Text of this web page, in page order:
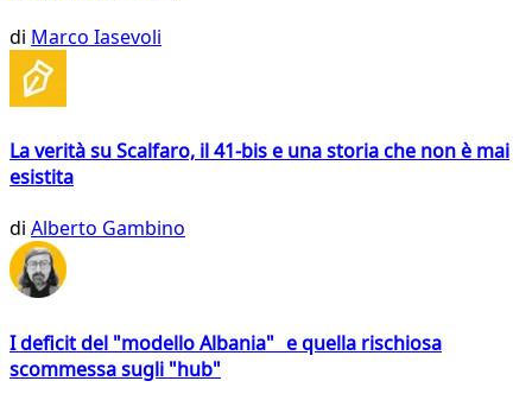
di Marco Iasevoli
La verità su Scalfaro, il 41-bis e una storia che non è mai
esistita
di Alberto Gambino
I deficit del "modello Albania" e quella rischiosa
scommessa sugli "hub"